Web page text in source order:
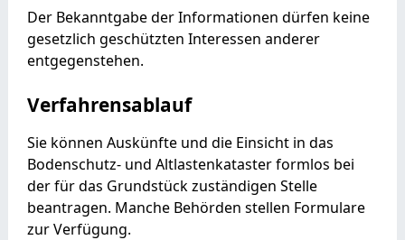
Der Bekanntgabe der Informationen dürfen keine
gesetzlich geschützten Interessen anderer
entgegenstehen.
Verfahrensablauf
Sie können Auskünfte und die Einsicht in das
Bodenschutz- und Altlastenkataster formlos bei
der für das Grundstück zuständigen Stelle
beantragen. Manche Behörden stellen Formulare
zur Verfügung.